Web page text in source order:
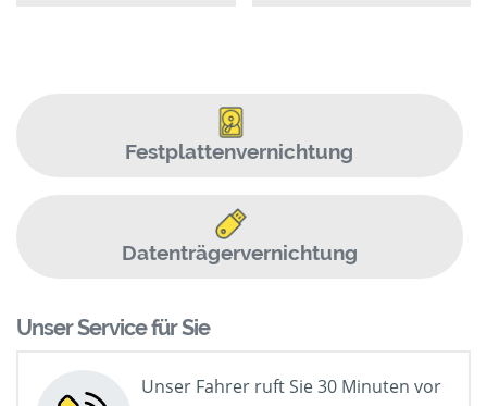
Festplattenvernichtung
Datenträgervernichtung
Unser Service für Sie
Unser Fahrer ruft Sie 30 Minuten vor